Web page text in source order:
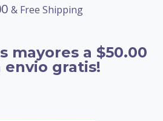
& Free Shipping
mayores a $50.00
envio gratis!